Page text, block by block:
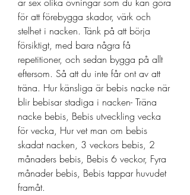
för att förebygga skador, värk och
stelhet i nacken. Tänk på att börja
försiktigt, med bara några få
repetitioner, och sedan bygga på allt
eftersom. Så att du inte får ont av att
träna. Hur känsliga är bebis nacke när
blir bebisar stadiga i nacken- Träna
nacke bebis, Bebis utveckling vecka
för vecka, Hur vet man om bebis
skadat nacken, 3 veckors bebis, 2
månaders bebis, Bebis 6 veckor, Fyra
månader bebis, Bebis tappar huvudet
framåt.